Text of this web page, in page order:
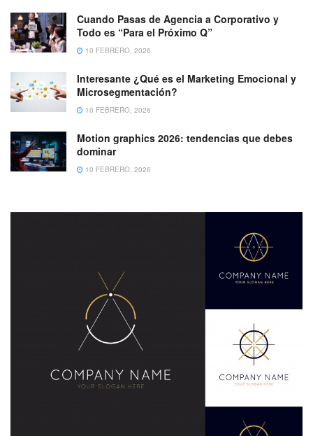
Cuando Pasas de Agencia a Corporativo y
Todo es “Para el Próximo Q”
10 FEBRERO, 2026
Interesante ¿Qué es el Marketing Emocional y
Microsegmentación?
10 FEBRERO, 2026
Motion graphics 2026: tendencias que debes
dominar
10 FEBRERO, 2026